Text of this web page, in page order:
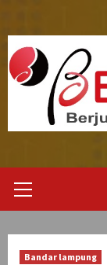
content
Menu
Bandar lampung